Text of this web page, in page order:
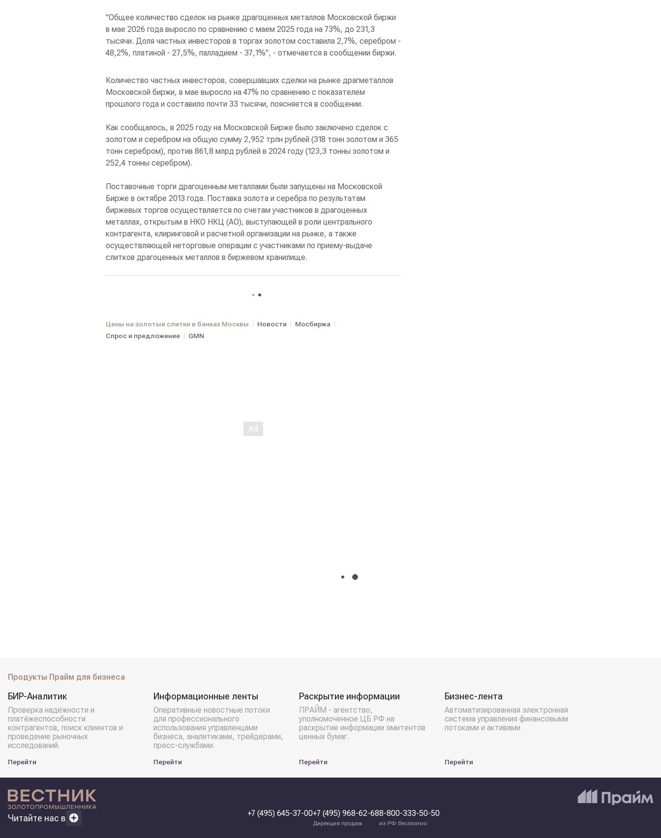
"Общее количество сделок на рынке драгоценных металлов Московской биржи
в мае 2026 года выросло по сравнению с маем 2025 года на 73%, до 231,3
тысячи. Доля частных инвесторов в торгах золотом составила 2,7%, серебром -
48,2%, платиной - 27,5%, палладием - 37,1%", - отмечается в сообщении биржи.
Количество частных инвесторов, совершавших сделки на рынке драгметаллов
Московской биржи, в мае выросло на 47% по сравнению с показателем
прошлого года и составило почти 33 тысячи, поясняется в сообщении.
Как сообщалось, в 2025 году на Московской Бирже было заключено сделок с
золотом и серебром на общую сумму 2,952 трлн рублей (318 тонн золотом и 365
тонн серебром), против 861,8 млрд рублей в 2024 году (123,3 тонны золотом и
252,4 тонны серебром).
Поставочные торги драгоценным металлами были запущены на Московской
Бирже в октябре 2013 года. Поставка золота и серебра по результатам
биржевых торгов осуществляется по счетам участников в драгоценных
металлах, открытым в НКО НКЦ (АО), выступающей в роли центрального
контрагента, клиринговой и расчетной организации на рынке, а также
осуществляющей неторговые операции с участниками по приему-выдаче
слитков драгоценных металлов в биржевом хранилище.
Цены на золотые слитки в банках Москвы Новости
Мосбиржа
Спрос и предложение
GMN
Продукты Прайм для бизнеса
БИР-Аналитик
Проверка надёжности и
платёжеспособности
контрагентов, поиск клиентов и
проведение рыночных
исследований.
Перейти
Информационные ленты
Оперативные новостные потоки
для профессионального
использования управленцами
бизнеса, аналитиками, трейдерами,
пресс-службами.
Перейти
Раскрытие информации
ПРАЙМ - агентство,
уполномоченное ЦБ РФ на
раскрытие информации эмитентов
ценных бумаг.
Перейти
Бизнес-лента
Автоматизированная электронная
система управления финансовыми
потоками и активами
Перейти
Читайте нас в +7 (495) 645-37-00+7 (495) 968-62-68
Дирекция продаж
8-800-333-50-50
из РФ бесплатно